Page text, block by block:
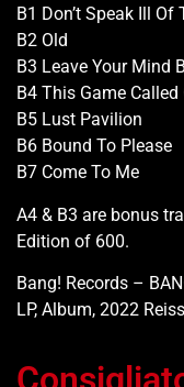
B1 Don’t Speak Ill Of
B2 Old
B3 Leave Your Mind
B4 This Game Called
B5 Lust Pavilion
B6 Bound To Please
B7 Come To Me
A4 & B3 are bonus
Edition of 600.
Bang! Records –
LP, Album, 2022